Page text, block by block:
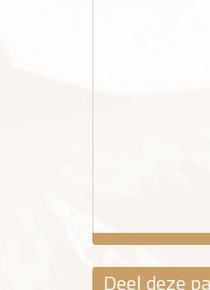
Deel deze